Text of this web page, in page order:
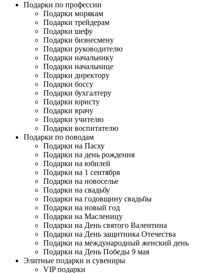
Подарки по профессии
Подарки морякам
Подарки трейдерам
Подарки шефу
Подарки бизнесмену
Подарки руководителю
Подарки начальнику
Подарки начальнице
Подарки директору
Подарки боссу
Подарки бухгалтеру
Подарки юристу
Подарки врачу
Подарки учителю
Подарки воспитателю
Подарки по поводам
Подарки на Пасху
Подарки на день рождения
Подарки на юбилей
Подарки на 1 сентября
Подарки на новоселье
Подарки на свадьбу
Подарки на годовщину свадьбы
Подарки на новый год
Подарки на Масленицу
Подарки на День святого Валентина
Подарки на День защитника Отечества
Подарки на международный женский день
Подарки на День Победы 9 мая
Элитные подарки и сувениры
VIP подарки